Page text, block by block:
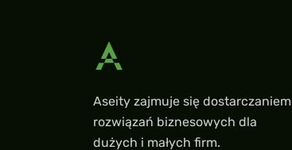
Aseity zajmuje się dostarczaniem
rozwiązań biznesowych dla
dużych i małych firm.